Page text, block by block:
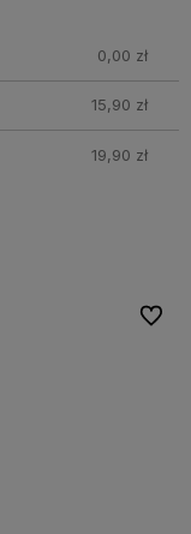
0,00 zł
15,90 zł
19,90 zł
Do
Do